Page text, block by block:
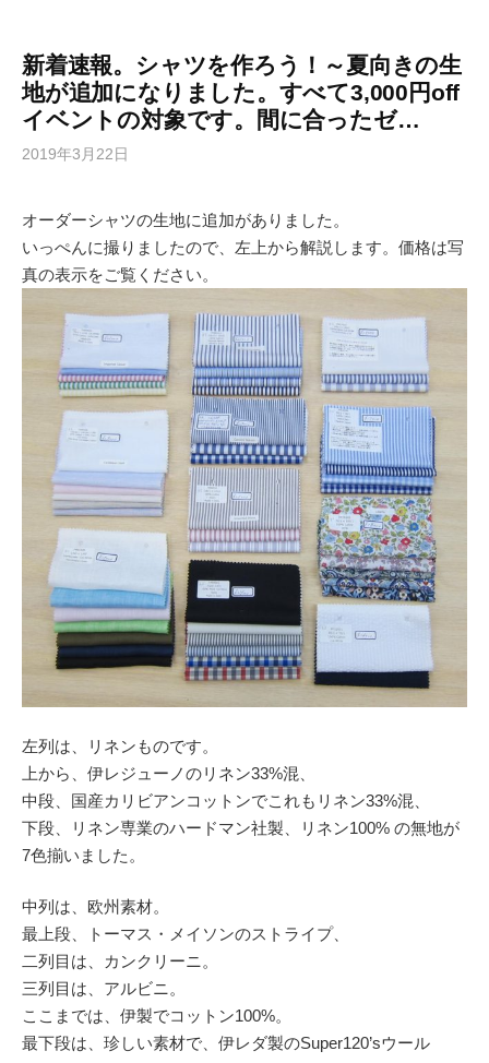
新着速報。シャツを作ろう！～夏向きの生
地が追加になりました。すべて3,000円off
イベントの対象です。間に合ったゼ…
2019年3月22日
オーダーシャツの生地に追加がありました。
いっぺんに撮りましたので、左上から解説します。価格は写
真の表示をご覧ください。
左列は、リネンものです。
上から、伊レジューノのリネン33%混、
中段、国産カリビアンコットンでこれもリネン33%混、
下段、リネン専業のハードマン社製、リネン100% の無地が
7色揃いました。
中列は、欧州素材。
最上段、トーマス・メイソンのストライプ、
二列目は、カンクリーニ。
三列目は、アルビニ。
ここまでは、伊製でコットン100%。
最下段は、珍しい素材で、伊レダ製のSuper120’sウール